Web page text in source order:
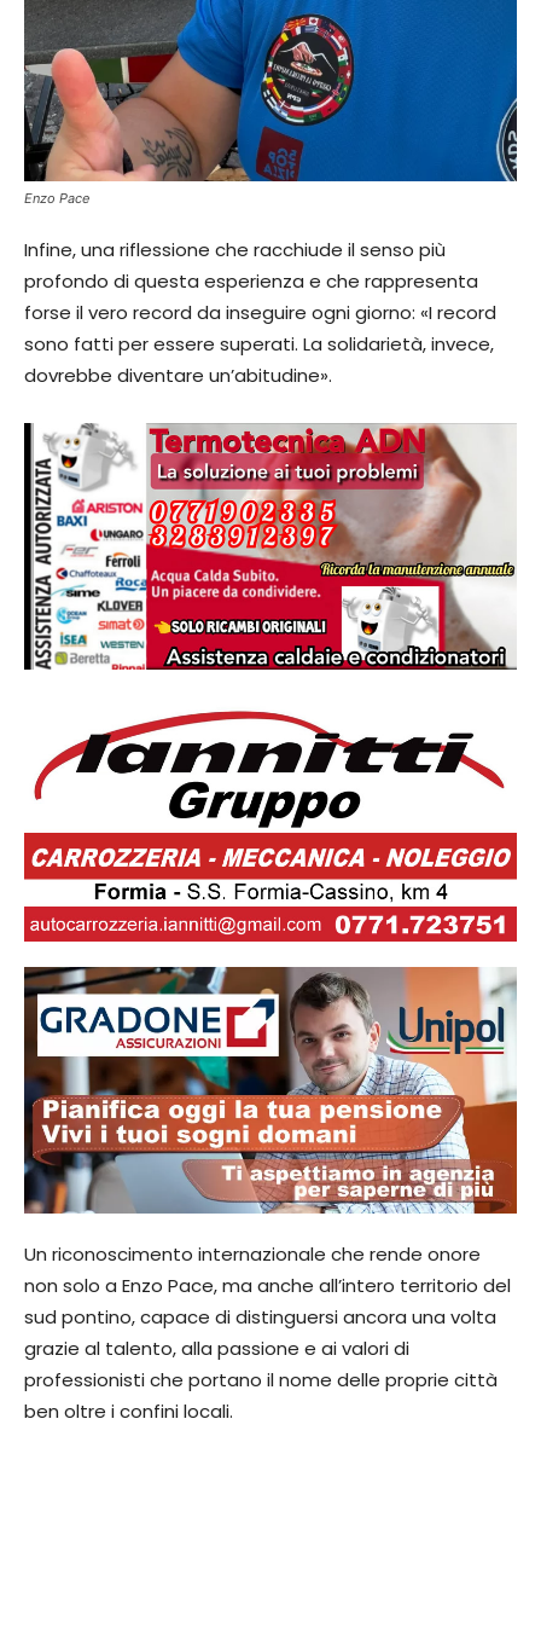
Enzo Pace
Infine, una riflessione che racchiude il senso più
profondo di questa esperienza e che rappresenta
forse il vero record da inseguire ogni giorno: «I record
sono fatti per essere superati. La solidarietà, invece,
dovrebbe diventare un’abitudine».
Un riconoscimento internazionale che rende onore
non solo a Enzo Pace, ma anche all’intero territorio del
sud pontino, capace di distinguersi ancora una volta
grazie al talento, alla passione e ai valori di
professionisti che portano il nome delle proprie città
ben oltre i confini locali.